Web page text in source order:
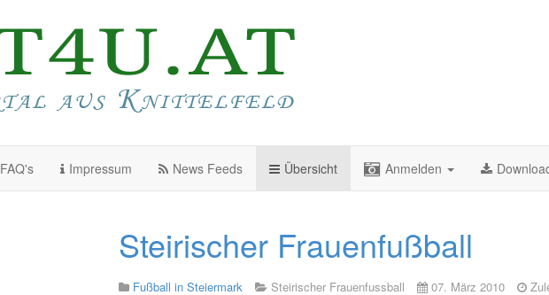
FAQ's Impressum News Feeds Übersicht Anmelden
Steirischer Frauenfußball
Fußball in Steiermark Steirischer Frauenfussball 07. März 2010